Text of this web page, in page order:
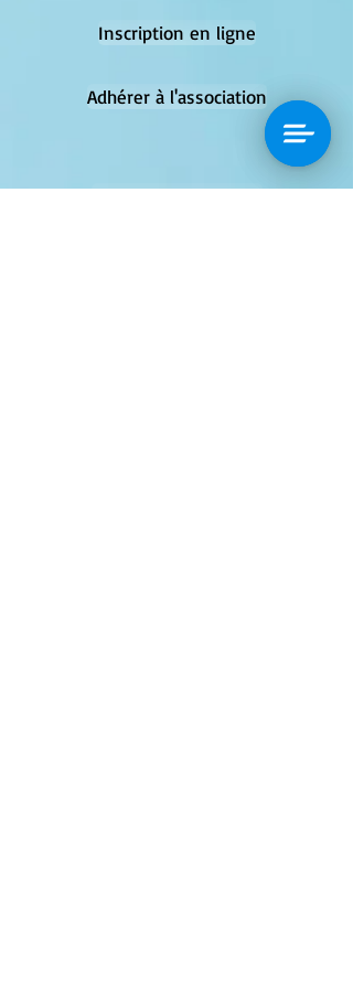
Inscription en ligne
Adhérer à l'association
Fiche d'inscription